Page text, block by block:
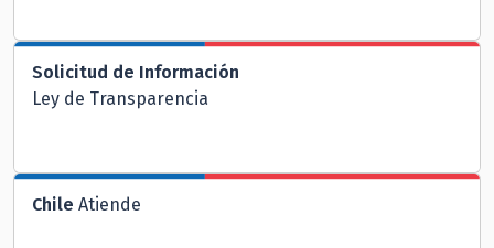
Solicitud de Información
Ley de Transparencia
Chile Atiende